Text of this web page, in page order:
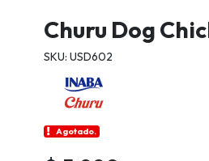
Churu Dog
SKU: USD602
Agotado.